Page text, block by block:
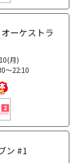
ーケストラ
月)
～22:10
ン #1